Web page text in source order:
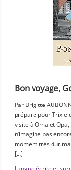
Bon voyage,
Par Brigitte
prépare pour Trixie
visite à Oma et
n’imagine pas
moment très dur
[…]
Langue écrite et